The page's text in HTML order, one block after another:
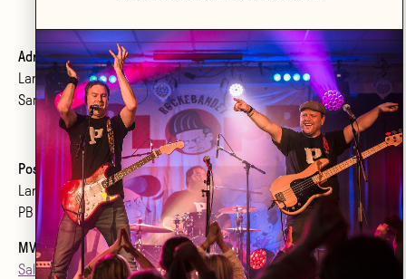
Adresse:
Larvik kulturhus Bølgen KF
Sanden 2, 3264 Larvik
Postadresse:
Larvik kulturhus Bølgen KF
PB 2020, 3255 Larvik
MVA : 992079142
Salgsvilkår